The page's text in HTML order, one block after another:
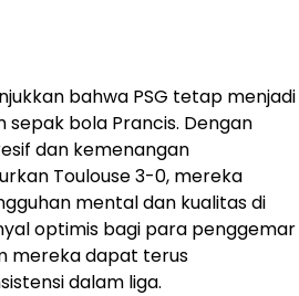
bahwa PSG tetap menjadi
bola Prancis. Dengan
dan kemenangan
Toulouse 3-0, mereka
mental dan kualitas di
optimis bagi para penggemar
mereka dapat terus
dalam liga.